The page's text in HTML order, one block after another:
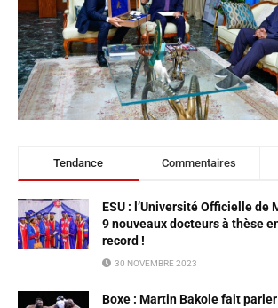
Tendance Commentaires
ESU : l’Université Officielle
9 nouveaux docteurs à thèse
record !
30 NOVEMBRE 2023
Boxe : Martin Bakole fait